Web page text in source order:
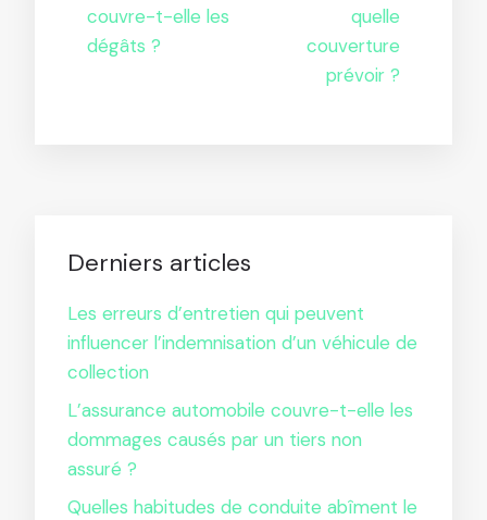
couvre-t-elle les
dégâts ?
quelle
couverture
prévoir ?
Derniers articles
Les erreurs d’entretien qui peuvent
influencer l’indemnisation d’un véhicule de
collection
L’assurance automobile couvre-t-elle les
dommages causés par un tiers non
assuré ?
Quelles habitudes de conduite abîment le